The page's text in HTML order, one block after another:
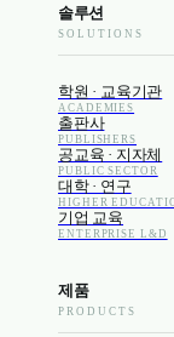
솔루션
SOLUTIONS
학원 · 교육기관
ACADEMIES
출판사
PUBLISHERS
공교육 · 지자체
PUBLIC SECTOR
대학 · 연구
HIGHER
기업 교육
ENTERPRISE L&D
제품
PRODUCTS